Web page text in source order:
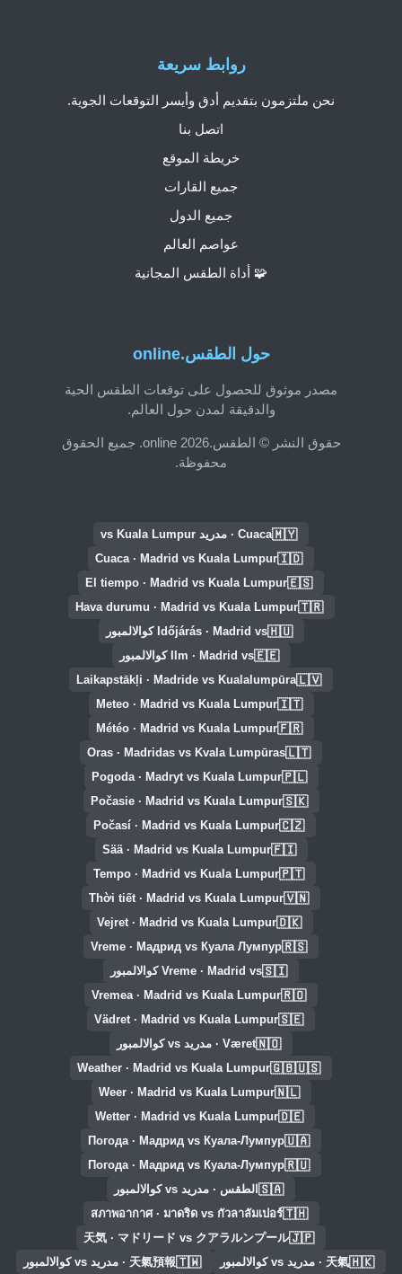
حول الطقس.online
مصدر موثوق للحصول على توقعات الطقس الحية
والدقيقة لمدن حول العالم.
حقوق النشر © الطقس.online 2026. جميع الحقوق
محفوظة.
روابط سريعة
نحن ملتزمون بتقديم أدق وأيسر التوقعات الجوية.
اتصل بنا
خريطة الموقع
جميع القارات
جميع الدول
عواصم العالم
🧩 أداة الطقس المجانية
🇲🇾Cuaca · مدريد vs Kuala Lumpur
🇮🇩
Cuaca · Madrid vs Kuala Lumpur
🇪🇸
El tiempo · Madrid vs Kuala Lumpur
🇹🇷
Hava durumu · Madrid vs Kuala Lumpur
🇭🇺Időjárás · Madrid vs كوالالمبور
🇪🇪Ilm · Madrid vs كوالالمبور
🇱🇻
Laikapstākļi · Madride vs Kualalumpūra
🇮🇹
Meteo · Madrid vs Kuala Lumpur
🇫🇷
Météo · Madrid vs Kuala Lumpur
🇱🇹
Oras · Madridas vs Kvala Lumpūras
🇵🇱
Pogoda · Madryt vs Kuala Lumpur
🇸🇰
Počasie · Madrid vs Kuala Lumpur
🇨🇿
Počasí · Madrid vs Kuala Lumpur
🇫🇮
Sää · Madrid vs Kuala Lumpur
🇵🇹
Tempo · Madrid vs Kuala Lumpur
🇻🇳
Thời tiết · Madrid vs Kuala Lumpur
🇩🇰
Vejret · Madrid vs Kuala Lumpur
🇷🇸
Vreme · Мадрид vs Куала Лумпур
🇸🇮Vreme · Madrid vs كوالالمبور
🇷🇴
Vremea · Madrid vs Kuala Lumpur
🇸🇪
Vädret · Madrid vs Kuala Lumpur
🇳🇴Været · مدريد vs كوالالمبور
🇬🇧🇺🇸
Weather · Madrid vs Kuala Lumpur
🇳🇱
Weer · Madrid vs Kuala Lumpur
🇩🇪
Wetter · Madrid vs Kuala Lumpur
🇺🇦
Погода · Мадрид vs Куала-Лумпур
🇷🇺
Погода · Мадрид vs Куала-Лумпур
🇸🇦 الطقس · مدريد vs كوالالمبور
🇹🇭
สภาพอากาศ · มาดริด vs กัวลาลัมเปอร์
🇯🇵
天気 · マドリード vs クアラルンプール
🇭🇰天氣 · مدريد vs كوالالمبور 🇹🇼天氣預報 · مدريد vs كوالالمبور